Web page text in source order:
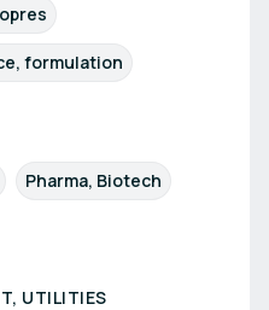
formulation
Pharma, Biotech
UTILITIES